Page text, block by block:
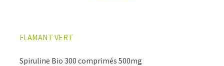
FLAMANT VERT
Spiruline Bio 300 comprimés 500mg